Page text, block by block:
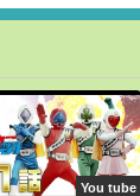
You tube